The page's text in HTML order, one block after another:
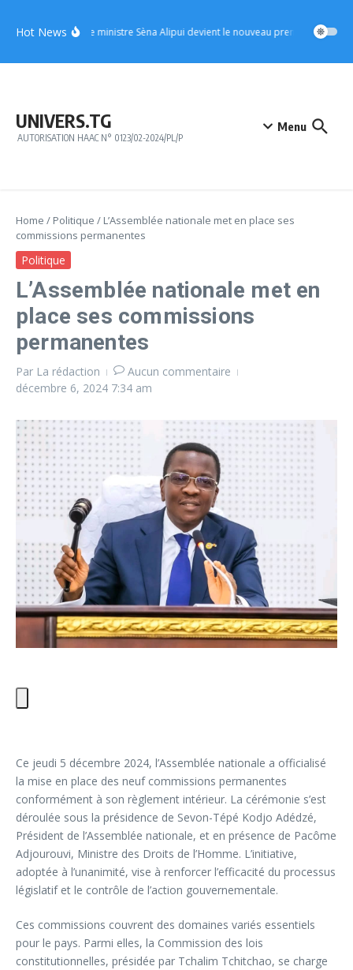
Hot NewsUFC : le ministre Sèna Alipui devient le nouveau premier vice-
UNIVERS.TG
AUTORISATION HAAC N° 0123/02-2024/PL/P
Menu
Home / Politique / L’Assemblée nationale met en place ses
commissions permanentes
Politique
L’Assemblée nationale met en
place ses commissions
permanentes
Par La rédaction
Aucun commentaire
décembre 6, 2024 7:34 am
Ce jeudi 5 décembre 2024, l’Assemblée nationale a officialisé
la mise en place des neuf commissions permanentes
conformément à son règlement intérieur. La cérémonie s’est
déroulée sous la présidence de Sevon-Tépé Kodjo Adédzé,
Président de l’Assemblée nationale, et en présence de Pacôme
Adjourouvi, Ministre des Droits de l’Homme. L’initiative,
adoptée à l’unanimité, vise à renforcer l’efficacité du processus
législatif et le contrôle de l’action gouvernementale.
Ces commissions couvrent des domaines variés essentiels
pour le pays. Parmi elles, la Commission des lois
constitutionnelles, présidée par Tchalim Tchitchao, se charge